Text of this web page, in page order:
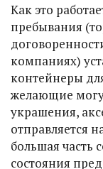
Как это
пребывания
компаниях)
контейнеры
желающие
украшения,
отправляется
большая часть
состояния